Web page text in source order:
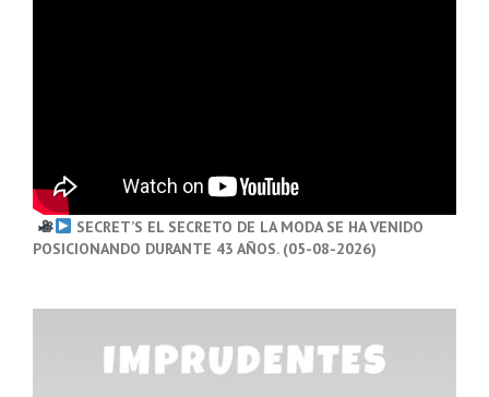
SECRET’S EL SECRETO DE LA MODA SE HA VENIDO
POSICIONANDO DURANTE 43 AÑOS. (05-08-2026)